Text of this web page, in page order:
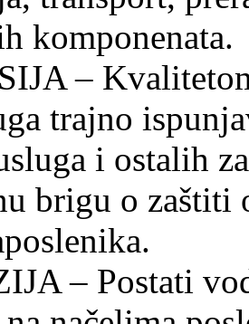
komponenata.
–
trajno
i ostalih
brigu o
– Postati